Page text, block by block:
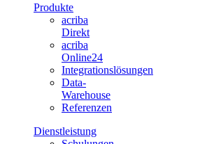
Produkte
acriba
Direkt
acriba
Online24
Integrationslösungen
Data-
Warehouse
Referenzen
Dienstleistung